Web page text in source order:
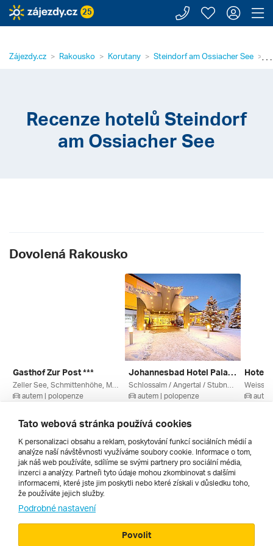
25 Zavolejte
Moje
⋯
Zájezdy.cz Rakousko Korutany Steindorf am Ossiacher See
Recenze hotelů Steindorf
am Ossiacher See
Dovolená Rakousko
Gasthof Zur Post ***
autem | polopenze
6 570 Kč
Johannesbad Hotel Palace ****
autem | polopenze
9 950 Kč
Všechny
Cestopisy
Tato webová stránka používá cookies
K personalizaci obsahu a reklam, poskytování funkcí sociálních médií a
analýze naší návštěvnosti využíváme soubory cookie. Informace o tom,
jak náš web používáte, sdílíme se svými partnery pro sociální média,
inzerci a analýzy. Partneři tyto údaje mohou zkombinovat s dalšími
informacemi, které jste jim poskytli nebo které získali v důsledku toho,
že používáte jejich služby.
Podrobné nastavení
Povolit